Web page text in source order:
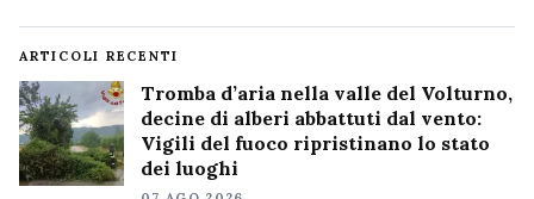
ARTICOLI RECENTI
Tromba d’aria nella valle del Volturno,
decine di alberi abbattuti dal vento:
Vigili del fuoco ripristinano lo stato
dei luoghi